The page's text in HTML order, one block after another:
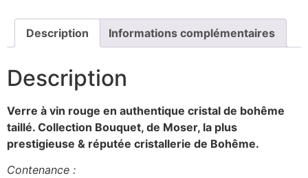
Description Informations complémentaires
Description
Verre à vin rouge en authentique cristal de bohême
taillé. Collection Bouquet, de Moser, la plus
prestigieuse & réputée cristallerie de Bohême.
Contenance :